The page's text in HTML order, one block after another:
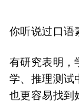
你听说过口语
有研究表明，
学、推理测试
也更容易找到